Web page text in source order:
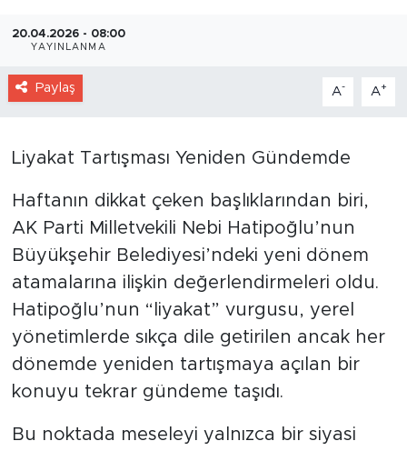
20.04.2026 - 08:00
YAYINLANMA
Paylaş A- A+
Liyakat Tartışması Yeniden Gündemde
Haftanın dikkat çeken başlıklarından biri,
AK Parti Milletvekili Nebi Hatipoğlu’nun
Büyükşehir Belediyesi’ndeki yeni dönem
atamalarına ilişkin değerlendirmeleri oldu.
Hatipoğlu’nun “liyakat” vurgusu, yerel
yönetimlerde sıkça dile getirilen ancak her
dönemde yeniden tartışmaya açılan bir
konuyu tekrar gündeme taşıdı.
Bu noktada meseleyi yalnızca bir siyasi